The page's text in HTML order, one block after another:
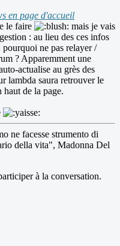
en page d'accueil
le faire
mais je vais
: au lieu des ces infos
pourquoi ne pas relayer /
? Apparemment une
actualise au grès des
lambda saura retrouver le
haut de la page.
ne facesse strumento di
della vita", Madonna Del
à la conversation.